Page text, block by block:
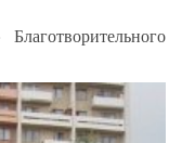
Благотворительного